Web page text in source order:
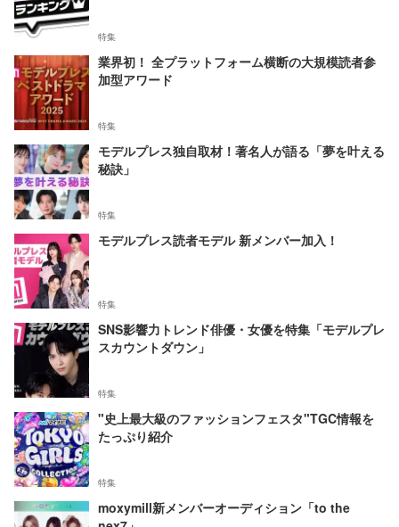
特集
業界初！ 全プラットフォーム横断の大規模読者参
加型アワード
特集
モデルプレス独自取材！著名人が語る「夢を叶える
秘訣」
特集
モデルプレス読者モデル 新メンバー加入！
特集
SNS影響力トレンド俳優・女優を特集「モデルプレ
スカウントダウン」
特集
"史上最大級のファッションフェスタ"TGC情報を
たっぷり紹介
特集
moxymill新メンバーオーディション「to the